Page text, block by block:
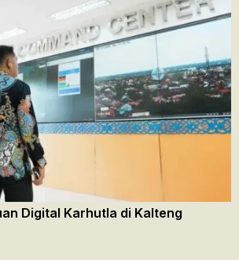
Digital Karhutla di Kalteng